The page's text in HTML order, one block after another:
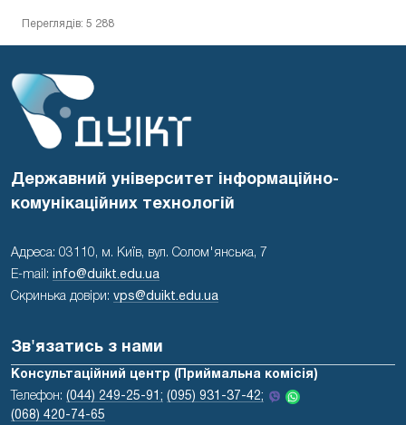
Переглядів: 5 288
Державний університет інформаційно-
комунікаційних технологій
Адреса: 03110, м. Київ, вул. Солом'янська, 7
E-mail:
info@duikt.edu.ua
Скринька довіри: vps@duikt.edu.ua
Зв'язатись з нами
Консультаційний центр (Приймальна комісія)
Телефон: (044) 249-25-91; (095) 931-37-42;
(068) 420-74-65